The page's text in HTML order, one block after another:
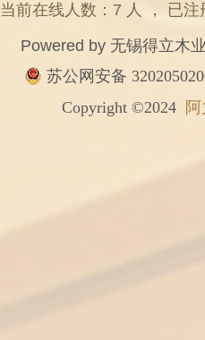
当前在线人数：7 人 ， 已
Powered by 无锡得立木
苏公网安备
Copyright ©2024